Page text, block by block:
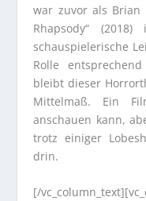
war zuvor als Brian
Rhapsody“
schauspielerische
Rolle
bleibt dieser
Mittelmaß. Ein
anschauen kann,
trotz einiger
drin.
[/